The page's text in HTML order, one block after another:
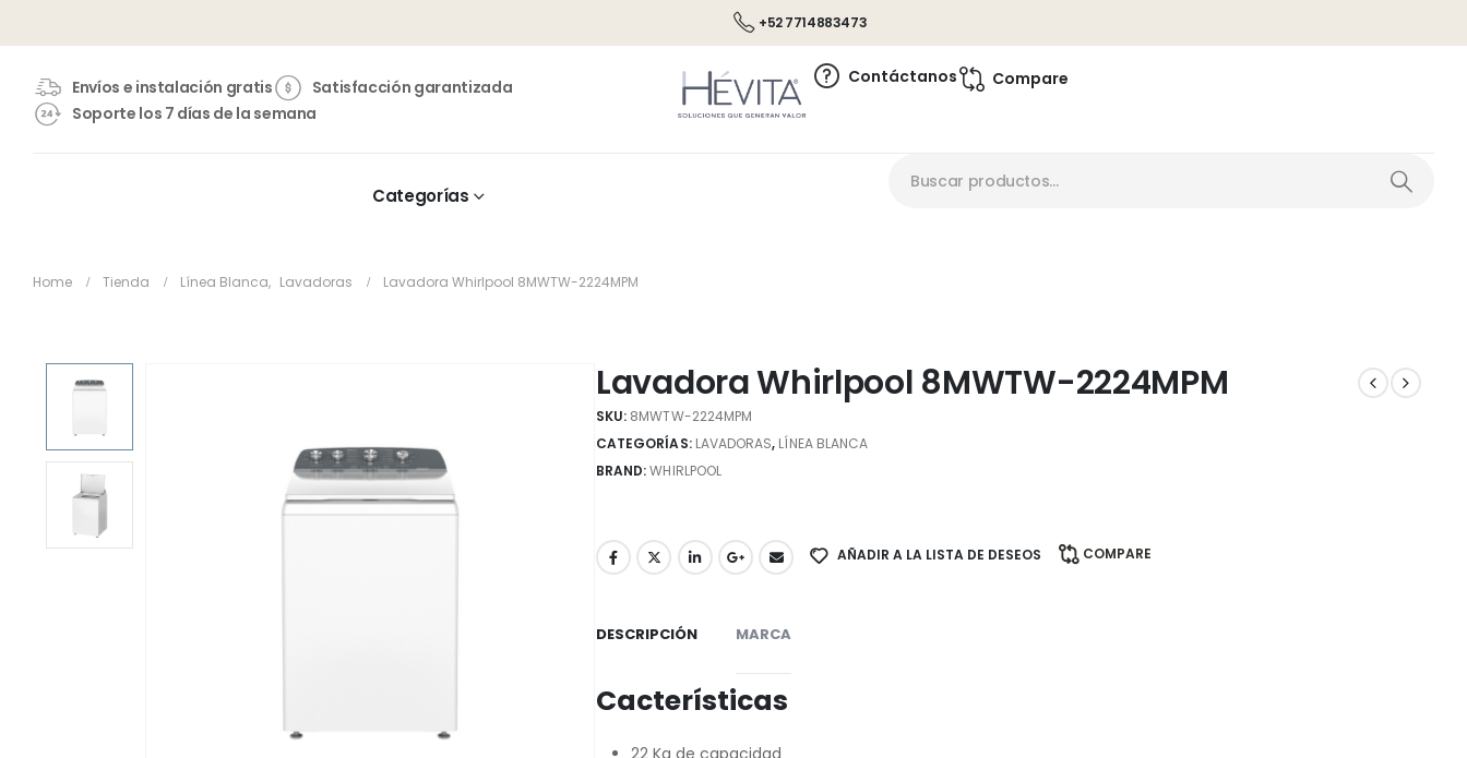
+52 7714883473
Envíos e instalación gratis
Satisfacción garantizada
Soporte los 7 días de la semana
Contáctanos Compare
Categorías
Home Tienda Línea Blanca, Lavadoras Lavadora Whirlpool 8MWTW-2224MPM
Lavadora Whirlpool 8MWTW-2224MPM
SKU: 8MWTW-2224MPM
CATEGORÍAS: LAVADORAS, LÍNEA BLANCA
BRAND:WHIRLPOOL
AÑADIR A LA LISTA DE DESEOS COMPARE
DESCRIPCIÓN MARCA
Cacterísticas
22 Kg de capacidad